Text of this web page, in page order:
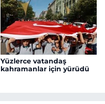
Yüzlerce vatandaş
kahramanlar için yürüdü